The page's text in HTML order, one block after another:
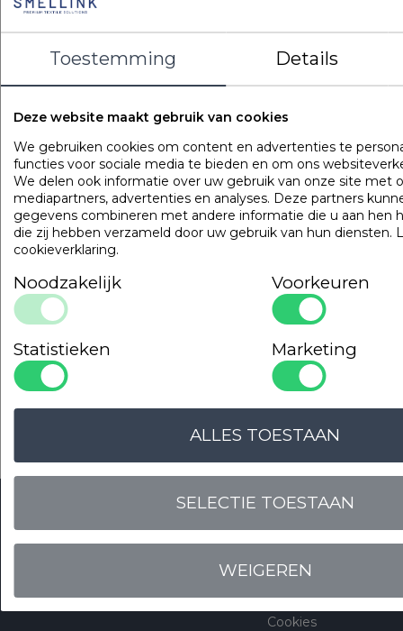
LOGIN VOOR PRIJS
Onzegaranties
The Netherlands
Werken bij
Veelgestelde vragen
Cookies
Toestemming Details
Deze website maakt gebruik van cookies
We gebruiken cookies om content en advertenties te
functies voor sociale media te bieden en om ons
We delen ook informatie over uw gebruik van onze site met
mediapartners, advertenties en analyses. Deze partners
gegevens combineren met andere informatie die u aan hen
die zij hebben verzameld door uw gebruik van hun diensten.
cookieverklaring.
Noodzakelijk Voorkeuren
Statistieken Marketing
WEIGEREN
SELECTIE TOESTAAN
ALLES TOESTAAN